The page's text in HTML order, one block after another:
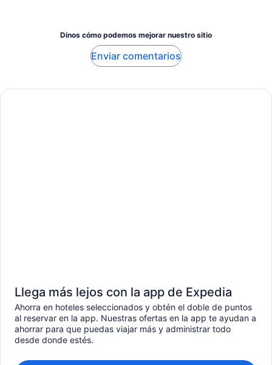
Dinos cómo podemos mejorar nuestro sitio
Enviar comentarios
Llega más lejos con la app de Expedia
Ahorra en hoteles seleccionados y obtén el doble de puntos
al reservar en la app. Nuestras ofertas en la app te ayudan a
ahorrar para que puedas viajar más y administrar todo
desde donde estés.